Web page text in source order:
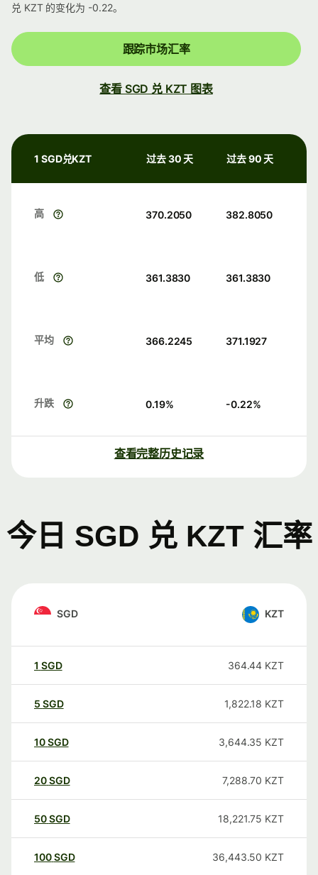
兑 KZT 的变化为 -0.22。
跟踪市场汇率
查看 SGD 兑 KZT 图表
1 SGD兑KZT 过去 30 天 过去 90 天
高 370.2050 382.8050
低 361.3830 361.3830
平均 366.2245 371.1927
升跌 0.19% -0.22%
查看完整历史记录
今日 SGD 兑 KZT 汇率
SGD KZT
1 SGD 364.44 KZT
5 SGD 1,822.18 KZT
10SGD 3,644.35 KZT
20SGD 7,288.70 KZT
50SGD 18,221.75 KZT
100SGD 36,443.50 KZT